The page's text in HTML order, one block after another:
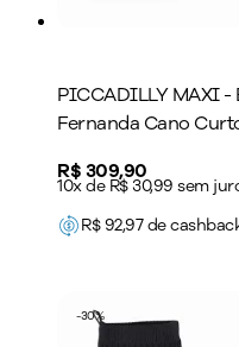
PICCADILLY MAXI -
Fernanda Cano
Price:
R$ 309,90
10x de R$ 30,99 sem
R$92,97de
-30%